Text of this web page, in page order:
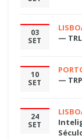
03
SET
— TRL
10
SET
— TRP
24
SET